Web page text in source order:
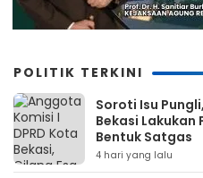
POLITIK TERKINI
Soroti Isu
Bekasi Lakukan
Bentuk Satgas
4 hari yang lalu